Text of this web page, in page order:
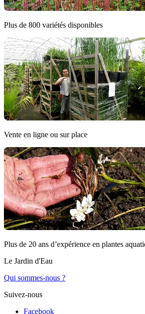
Plus de 800 variétés disponibles
Vente en ligne ou sur place
Plus de 20 ans d’expérience en plantes
Le Jardin d'Eau
Qui sommes-nous ?
Suivez-nous
Facebook